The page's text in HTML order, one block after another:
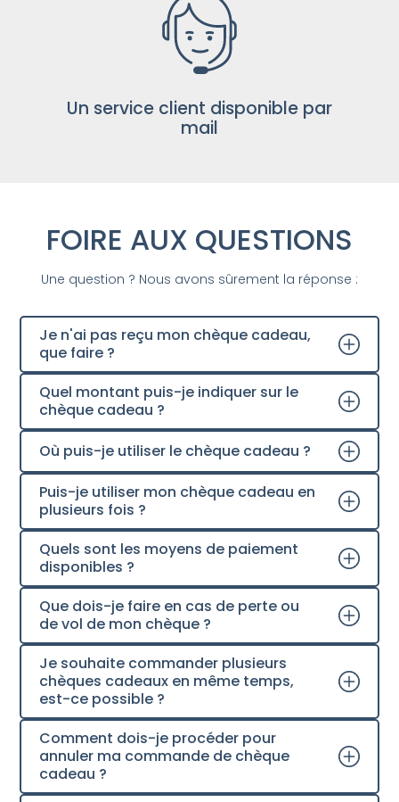
Un service client disponible par
mail
FOIRE AUX QUESTIONS
Une question ? Nous avons sûrement la réponse :
Je n'ai pas reçu mon chèque cadeau,
que faire ?
Quel montant puis-je indiquer sur le
chèque cadeau ?
Où puis-je utiliser le chèque cadeau ?
Puis-je utiliser mon chèque cadeau en
plusieurs fois ?
Quels sont les moyens de paiement
disponibles ?
Que dois-je faire en cas de perte ou
de vol de mon chèque ?
Je souhaite commander plusieurs
chèques cadeaux en même temps,
est-ce possible ?
Comment dois-je procéder pour
annuler ma commande de chèque
cadeau ?